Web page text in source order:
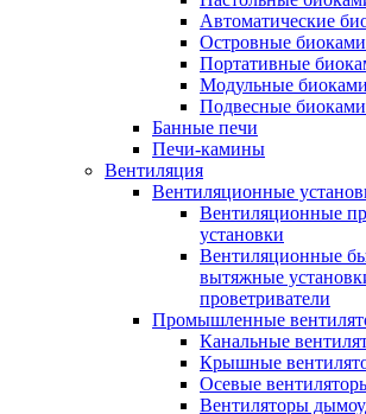
Автоматические
Островные
Портативные
Модульные
Подвесные
Банные печи
Печи-камины
Вентиляция
Вентиляционные
Вентиляционные
установки
Вентиляционные
вытяжные
проветриватели
Промышленные
Канальные
Крышные
Осевые
Вентиляторы